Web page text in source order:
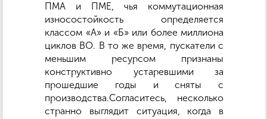
ПМА и ПМЕ, чья коммутационная
износостойкость определяется
классом «А» и «Б» или более миллиона
циклов ВО. В то же время, пускатели с
меньшим ресурсом признаны
конструктивно устаревшими за
прошедшие годы и сняты с
производства.Согласитесь, несколько
странно выглядит ситуация, когда в